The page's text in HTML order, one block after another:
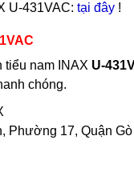
U-431VAC: tại đây !
tiểu nam INAX U-
chóng.
Phường 17, Quận